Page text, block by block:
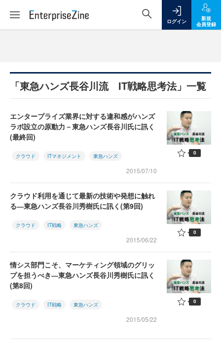
ログイン
新規
会員登録
「東急ハンズ長谷川流 IT戦略思考法」一覧
エンタープライズ業界に対する違和感がハンズ
ラボ設立の原動力－東急ハンズ長谷川氏に訊く
(最終回)
クラウド ITマネジメント 東急ハンズ
2015/07/10
0
クラウド利用を通じて最新の技術や発想に触れ
る―東急ハンズ長谷川秀樹氏に訊く(第9回)
クラウド IT戦略 東急ハンズ
2015/06/22
0
情シス部門こそ、マーケティング領域のグリッ
プを担うべき―東急ハンズ長谷川秀樹氏に訊く
(第8回)
クラウド IT戦略 東急ハンズ
2015/05/22
0